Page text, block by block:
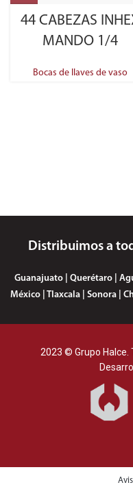
44 CABEZAS
MANDO 1/4
Bocas de llaves de vaso
Distribuimos a
Guanajuato | Querétaro |
México | Tlaxcala | Sonora |
2023 © Grupo Halce.